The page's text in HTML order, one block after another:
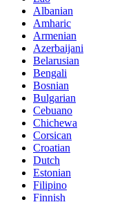
Albanian
Amharic
Armenian
Azerbaijani
Belarusian
Bengali
Bosnian
Bulgarian
Cebuano
Chichewa
Corsican
Croatian
Dutch
Estonian
Filipino
Finnish